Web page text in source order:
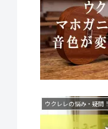
ウクレレの悩み・疑問！